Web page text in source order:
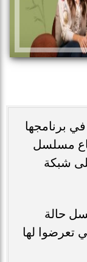
برنامجها
مسلسل
شبكة
حالة
تعرضوا لها